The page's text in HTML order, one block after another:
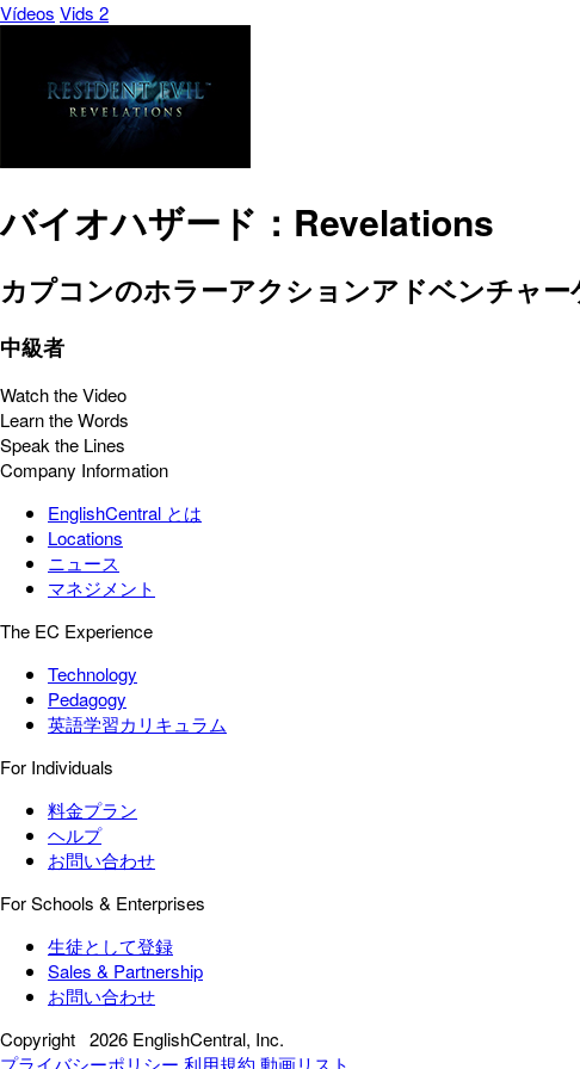
Vídeos Vids 2
バイオハザード：Revelations
カプコンのホラーアクションアドベンチャ
中級者
Watch the Video
Learn the Words
Speak the Lines
Company Information
EnglishCentral とは
Locations
ニュース
マネジメント
The EC Experience
Technology
Pedagogy
英語学習カリキュラム
For Individuals
料金プラン
ヘルプ
お問い合わせ
For Schools & Enterprises
生徒として登録
Sales & Partnership
お問い合わせ
Copyright 2026 EnglishCentral, Inc.